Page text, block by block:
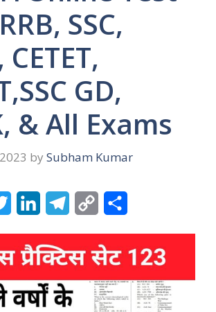
SSC,
CETET,
GD,
& All Exams
by Subham Kumar
i
t
n
e
l
g
p
L
a
e